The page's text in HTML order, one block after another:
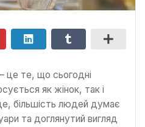
– це те, що сьогодні
як жінок, так і
більшість людей думає
та доглянутий вигляд